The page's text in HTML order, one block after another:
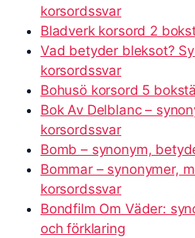
korsordssvar
Bladverk korsord 2
Vad betyder bleksot?
korsordssvar
Bohusö korsord 5
Bok Av Delblanc –
korsordssvar
Bomb – synonym,
Bommar – synonymer,
korsordssvar
Bondfilm Om Väder:
och förklaring